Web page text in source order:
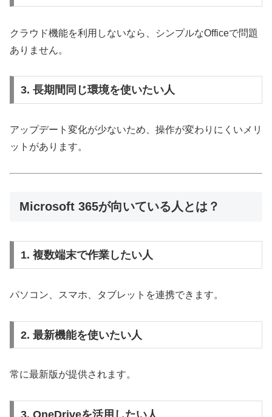
クラウド機能を利用しないなら、シンプルなOfficeで問題
ありません。
3. 長期間同じ環境を使いたい人
アップデート変化が少ないため、操作が変わりにくいメリ
ットがあります。
Microsoft 365が向いている人とは？
1. 複数端末で作業したい人
パソコン、スマホ、タブレットを連携できます。
2. 最新機能を使いたい人
常に最新版が提供されます。